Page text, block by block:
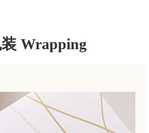
Wrapping